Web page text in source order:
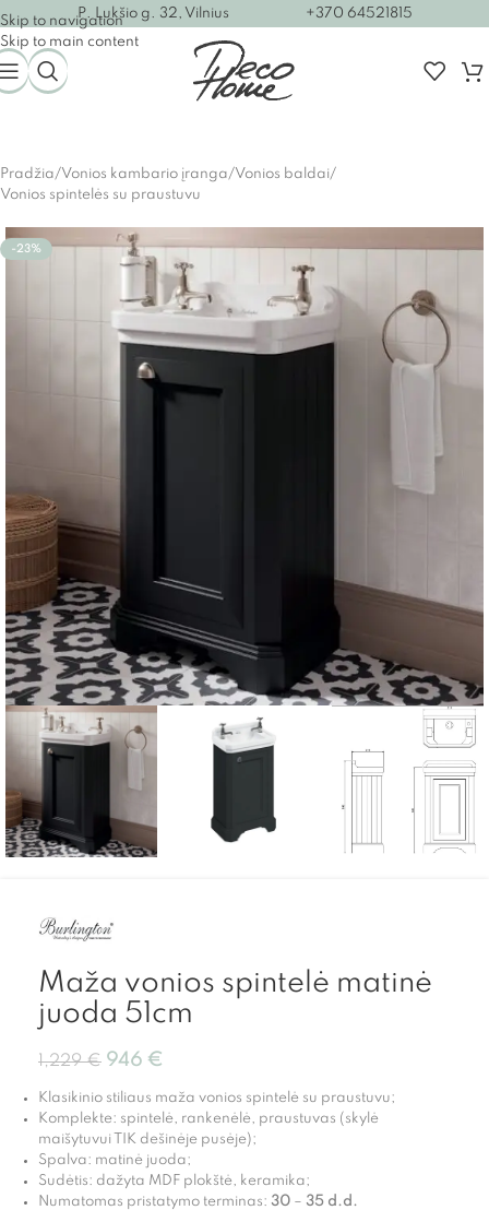
Skip to navigation
Skip to main content
P. Lukšio g. 32, Vilnius +370 64521815
Pradžia/Vonios kambario įranga/Vonios baldai/
Vonios spintelės su praustuvu
-23%
Maža vonios spintelė matinė
juoda 51cm
1,229€ 946 €
Klasikinio stiliaus maža vonios spintelė su praustuvu;
Komplekte: spintelė, rankenėlė, praustuvas (skylė
maišytuvui TIK dešinėje pusėje);
Spalva: matinė juoda;
Sudėtis: dažyta MDF plokštė, keramika;
Numatomas pristatymo terminas: 30 – 35 d.d.